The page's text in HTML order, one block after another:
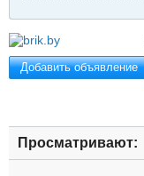
Добавить объявление
Просматривают: